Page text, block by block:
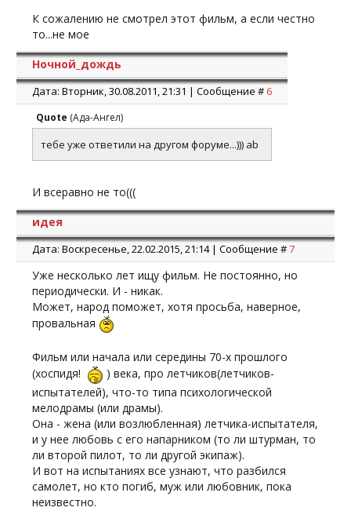
К сожалению не смотрел этот фильм, а если честно
то...не мое
Ночной_дождь
Дата: Вторник, 30.08.2011, 21:31 | Сообщение # 6
Quote (Ада-Ангел)
тебе уже ответили на другом форуме...))) ab
И всеравно не то(((
идея
Дата: Воскресенье, 22.02.2015, 21:14 | Сообщение #7
Уже несколько лет ищу фильм. Не постоянно, но
периодически. И - никак.
Может, народ поможет, хотя просьба, наверное,
провальная
Фильм или начала или середины 70-х прошлого
(хоспидя!
) века, про летчиков(летчиков-
испытателей), что-то типа психологической
мелодрамы (или драмы).
Она - жена (или возлюбленная) летчика-испытателя,
и у нее любовь с его напарником (то ли штурман, то
ли второй пилот, то ли другой экипаж).
И вот на испытаниях все узнают, что разбился
самолет, но кто погиб, муж или любовник, пока
неизвестно.